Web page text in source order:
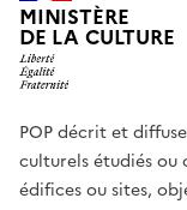
MINISTÈRE
DE LA CULTURE
POP décrit et
culturels étudiés ou
édifices ou sites,